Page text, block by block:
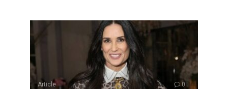
Article 0